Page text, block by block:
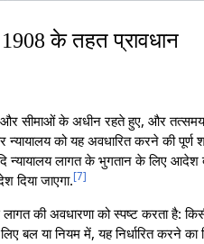
1908 के तहत प्रावधान
और सीमाओं के अधीन रहते हुए, और
को यह अवधारित करने की पूर्ण
न्यायालय लागत के भुगतान के लिए आदेश
दिया जाएगा.[7]
की अवधारणा को स्पष्ट करता है:
बल या नियम में, यह निर्धारित करने का